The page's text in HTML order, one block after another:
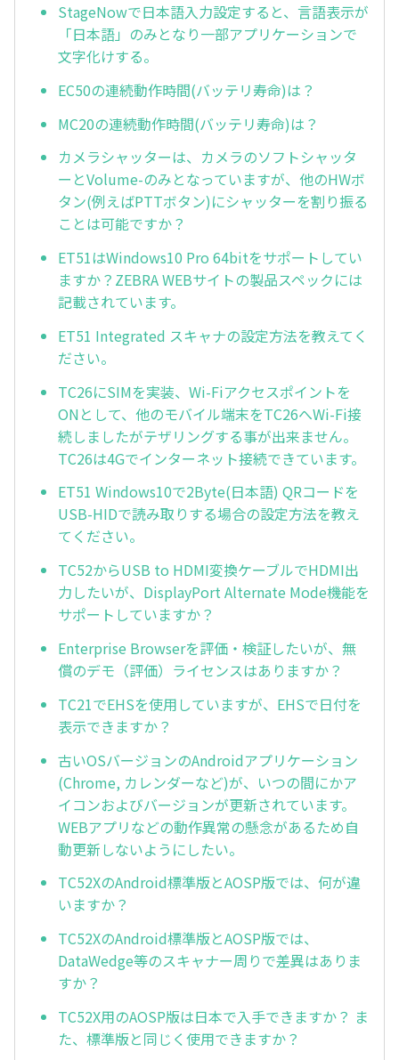
StageNowで日本語入力設定すると、言語表示が
「日本語」のみとなり一部アプリケーションで
文字化けする。
EC50の連続動作時間(バッテリ寿命)は？
MC20の連続動作時間(バッテリ寿命)は？
カメラシャッターは、カメラのソフトシャッタ
ーとVolume-のみとなっていますが、他のHWボ
タン(例えばPTTボタン)にシャッターを割り振る
ことは可能ですか？
ET51はWindows10 Pro 64bitをサポートしてい
ますか？ZEBRA WEBサイトの製品スペックには
記載されています。
ET51 Integrated スキャナの設定方法を教えてく
ださい。
TC26にSIMを実装、Wi-Fiアクセスポイントを
ONとして、他のモバイル端末をTC26へWi-Fi接
続しましたがテザリングする事が出来ません。
TC26は4Gでインターネット接続できています。
ET51 Windows10で2Byte(日本語) QRコードを
USB-HIDで読み取りする場合の設定方法を教え
てください。
TC52からUSB to HDMI変換ケーブルでHDMI出
力したいが、DisplayPort Alternate Mode機能を
サポートしていますか？
Enterprise Browserを評価・検証したいが、無
償のデモ（評価）ライセンスはありますか？
TC21でEHSを使用していますが、EHSで日付を
表示できますか？
古いOSバージョンのAndroidアプリケーション
(Chrome, カレンダーなど)が、いつの間にかア
イコンおよびバージョンが更新されています。
WEBアプリなどの動作異常の懸念があるため自
動更新しないようにしたい。
TC52XのAndroid標準版とAOSP版では、何が違
いますか？
TC52XのAndroid標準版とAOSP版では、
DataWedge等のスキャナー周りで差異はありま
すか？
TC52X用のAOSP版は日本で入手できますか？ ま
た、標準版と同じく使用できますか？